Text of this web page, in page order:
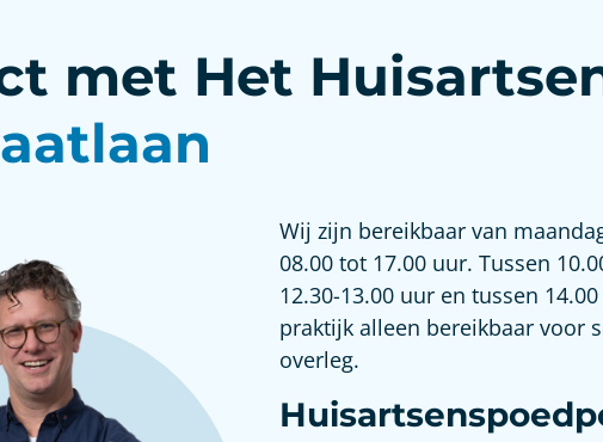
met Het
Wij zijn bereikbaar van
08.00 tot 17.00 uur. Tussen
12.30-13.00 uur en tussen
praktijk alleen bereikbaar voor
overleg.